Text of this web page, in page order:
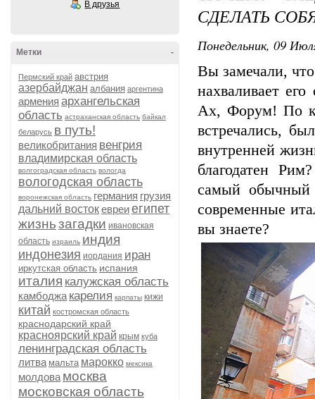
В друзья
-
Метки
Пермский край австрия
азербайджан албания аргентина
армения архангельская
область астраханская область байкал
беларусь в путь!
великобритания венгрия
владимирская область
волгоградская область вологда
вологодская область
воронежская область германия грузия
дальний востокевреиегипет
жизньзагадки ивановская
область израиль индия
индонезия иордания иран
иркутская область испания
италия калужская область
камбоджа карелия карпаты кижи
китай костромская область
краснодарский край
красноярский край крым куба
ленинградская область
литва мальта марокко мексика
молдова москва
московская область
СДЕЛАТЬ
Понедельник, 09
Вы замечали,
нахваливает
Ах, Форум! По
встречались,
внутренней
благодатен
самый обычный
современные
вы знаете?